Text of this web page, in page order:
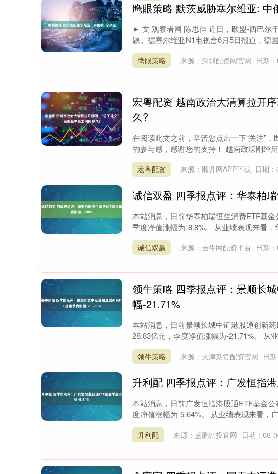
鹰眼策略 默茨威胁塞尔维亚: 中
► 文 观察者网 陈思佳 近日，欧盟-西巴尔
题。据塞尔维亚N1电视台6月5日报道，德
鹰眼策略 来源：深圳配资网官网 日期
宏粤配资 越南政治大清算拉开
久?
在阅读此文之前，辛苦您点击一下“关注”
的参与感，感谢您的支持！ 越南政坛刚经
宏粤配资 来源：顺升网APP下载 日期
诚信双盈 四季报点评：华泰柏
本站消息，日前华泰柏瑞恒生消费ETF基
季度净值涨幅为-8.8%。 从业绩表现来看
诚信双赢 来源：吉牛网配资平台 日期
领牛策略 四季报点评：景顺长
幅-21.71%
本站消息，日前景顺长城中证港股通创新
28.83亿元，季度净值涨幅为-21.71%。 从
领牛策略 来源：天津期货配资官网 日
升利配 四季报点评：广发恒指
本站消息，日前广发恒指港股通ETF基金
度净值涨幅为-5.64%。 从业绩表现来看，
升利配 来源：盛鹏智投官网 日期：06-
1.47% 深证成指 14144.20